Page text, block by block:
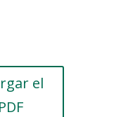
el